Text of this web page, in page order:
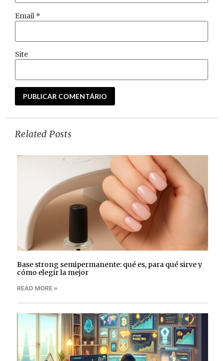
Email *
Site
Related Posts
Base strong semipermanente: qué es, para qué sirve y
cómo elegir la mejor
READ MORE »